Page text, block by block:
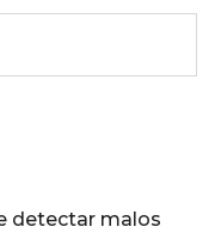
detectar malos